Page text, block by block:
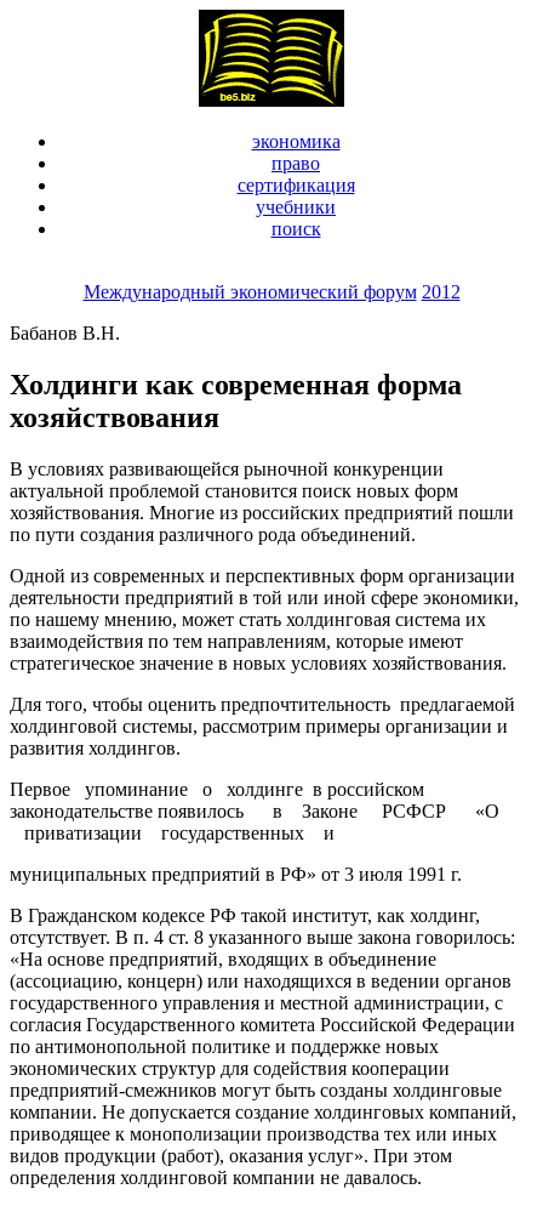
экономика
право
сертификация
учебники
поиск
Международный экономический форум 2012
Бабанов В.Н.
Холдинги как современная форма
хозяйствования
В условиях развивающейся рыночной конкуренции
актуальной проблемой становится поиск новых форм
хозяйствования. Многие из российских предприятий пошли
по пути создания различного рода объединений.
Одной из современных и перспективных форм организации
деятельности предприятий в той или иной сфере экономики,
по нашему мнению, может стать холдинговая система их
взаимодействия по тем направлениям, которые имеют
стратегическое значение в новых условиях хозяйствования.
Для того, чтобы оценить предпочтительность предлагаемой
холдинговой системы, рассмотрим примеры организации и
развития холдингов.
Первое упоминание о холдинге в российском
законодательстве появилось в Законе РCФСР «О
приватизации государственных и
муниципальных предприятий в РФ» от 3 июля 1991 г.
В Гражданском кодексе РФ такой институт, как холдинг,
отсутствует. В п. 4 ст. 8 указанного выше закона говорилось:
«На основе предприятий, входящих в объединение
(ассоциацию, концерн) или находящихся в ведении органов
государственного управления и местной администрации, с
согласия Государственного комитета Российской Федерации
по антимонопольной политике и поддержке новых
экономических структур для содействия кооперации
предприятий-смежников могут быть созданы холдинговые
компании. Не допускается создание холдинговых компаний,
приводящее к монополизации производства тех или иных
видов продукции (работ), оказания услуг». При этом
определения холдинговой компании не давалось.